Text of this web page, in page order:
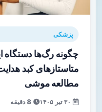
پزشکی
چگونه رگ‌ها دستگاه
متاستازهای کبد
مطالعه موشی